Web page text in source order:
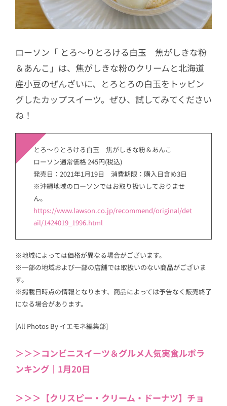
ローソン「 とろ〜りとろける白玉 焦がしきな粉
＆あんこ」は、焦がしきな粉のクリームと北海道
産小豆のぜんざいに、とろとろの白玉をトッピン
グしたカップスイーツ。ぜひ、試してみてください
ね！
とろ〜りとろける白玉 焦がしきな粉＆あんこ
ローソン通常価格 245円(税込)
発売日：2021年1月19日 消費期限：購入日含め3日
※沖縄地域のローソンではお取り扱いしておりませ
ん。
https://www.lawson.co.jp/recommend/original/det
ail/1424019_1996.html
※地域によっては価格が異なる場合がございます。
※一部の地域および一部の店舗では取扱いのない商品がございま
す。
※掲載日時点の情報となります、商品によっては予告なく販売終了
になる場合があります。
[All Photos By イエモネ編集部]
＞＞＞コンビニスイーツ＆グルメ人気実食ルポラ
ンキング｜1月20日
＞＞＞【クリスピー・クリーム・ドーナツ】チョ